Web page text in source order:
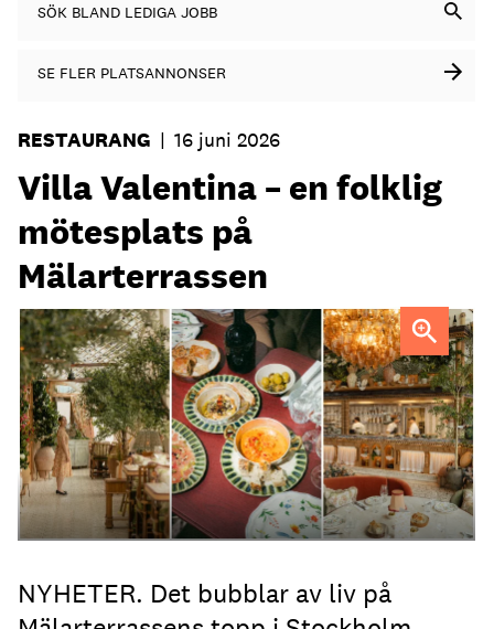
SÖK BLAND LEDIGA JOBB
SE FLER PLATSANNONSER
RESTAURANG | 16 juni 2026
Villa Valentina – en folklig
mötesplats på
Mälarterrassen
FOTO: Urban Italian Group
NYHETER. Det bubblar av liv på